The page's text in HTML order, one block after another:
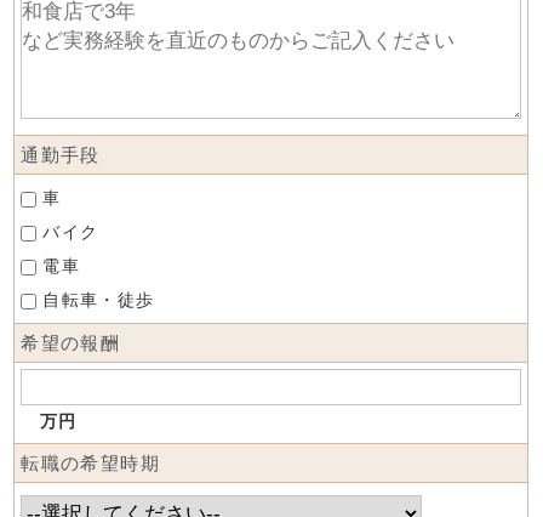
通勤手段
車
バイク
電車
自転車・徒歩
希望の報酬
万円
転職の希望時期